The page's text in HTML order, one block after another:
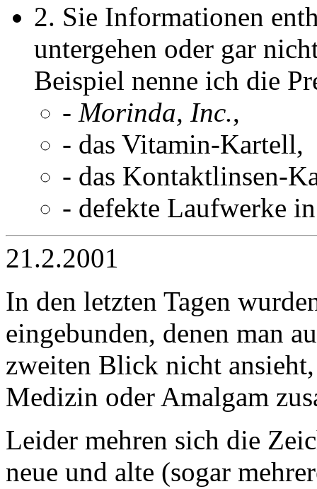
2. Sie Informationen
untergehen oder gar
Beispiel nenne ich die
- Morinda, Inc.,
- das Vitamin-Kartell,
- das Kontaktlinsen-
- defekte Laufwerke
21.2.2001
In den letzten Tagen
eingebunden, denen man
zweiten Blick nicht
Medizin oder Amalgam
Leider mehren sich die
neue und alte (sogar